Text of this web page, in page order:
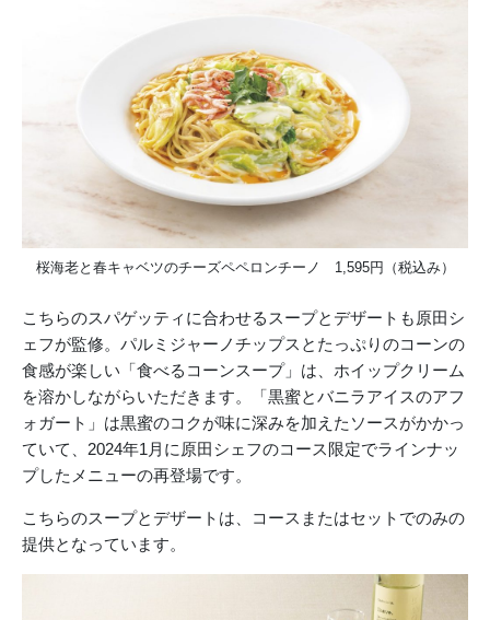
桜海老と春キャベツのチーズペペロンチーノ 1,595円（税込み）
こちらのスパゲッティに合わせるスープとデザートも原田シ
ェフが監修。パルミジャーノチップスとたっぷりのコーンの
食感が楽しい「食べるコーンスープ」は、ホイップクリーム
を溶かしながらいただきます。「黒蜜とバニラアイスのアフ
ォガート」は黒蜜のコクが味に深みを加えたソースがかかっ
ていて、2024年1月に原田シェフのコース限定でラインナッ
プしたメニューの再登場です。
こちらのスープとデザートは、コースまたはセットでのみの
提供となっています。